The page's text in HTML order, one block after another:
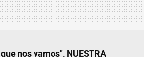
nos vamos", NUESTRA